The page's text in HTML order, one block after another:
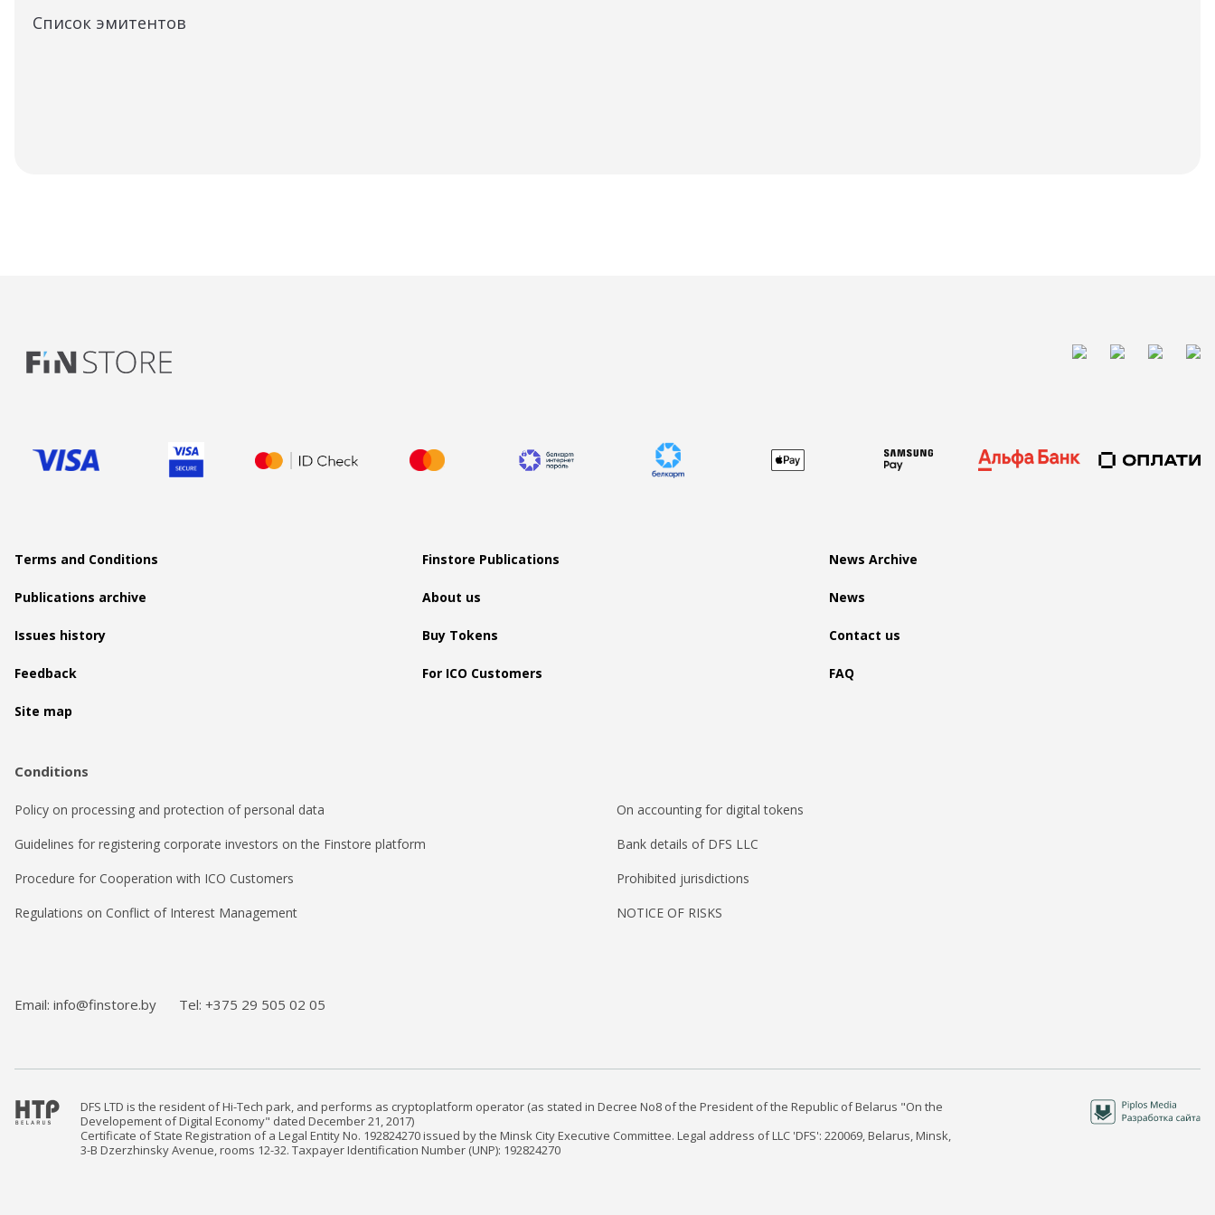
Список эмитентов
Terms and Conditions Finstore Publications News Archive
Publications archive About us News
Issues history Buy Tokens Contact us
Feedback For ICO Customers FAQ
Site map
Conditions
Policy on processing and protection of personal data
On accounting for digital tokens
Guidelines for registering corporate investors on the Finstore platform
Bank details of DFS LLC
Procedure for Cooperation with ICO Customers
Prohibited jurisdictions
Regulations on Conflict of Interest Management
NOTICE OF RISKS
Email: info@finstore.by Tel: +375 29 505 02 05
DFS LTD is the resident of Hi-Tech park, and performs as cryptoplatform operator (as stated in Decree No8 of the President of the Republic of Belarus "On the
Developement of Digital Economy" dated December 21, 2017)
Certificate of State Registration of a Legal Entity No. 192824270 issued by the Minsk City Executive Committee. Legal address of LLC 'DFS': 220069, Belarus, Minsk,
3-B Dzerzhinsky Avenue, rooms 12-32. Taxpayer Identification Number (UNP): 192824270